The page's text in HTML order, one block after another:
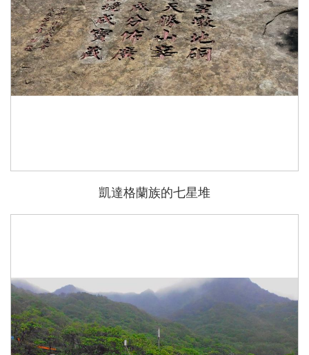
凱達格蘭族的七星堆